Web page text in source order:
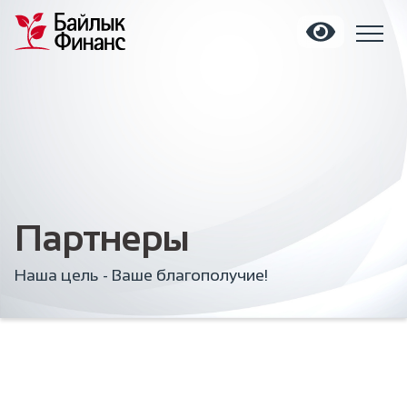
Партнеры
Наша цель - Ваше благополучие!